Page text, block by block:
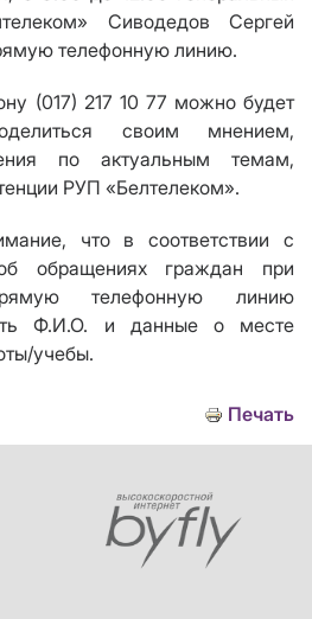
Сиводедов Сергей
телефонную линию.
(017) 217 10 77 можно будет
своим мнением,
по актуальным темам,
РУП «Белтелеком».
что в соответствии с
об обращениях граждан при
телефонную линию
Ф.И.О. и данные о месте
учебы.
Печать